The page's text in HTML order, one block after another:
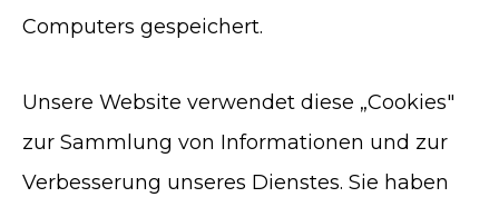
Computers gespeichert.
Unsere Website verwendet diese „Cookies"
zur Sammlung von Informationen und zur
Verbesserung unseres Dienstes. Sie haben